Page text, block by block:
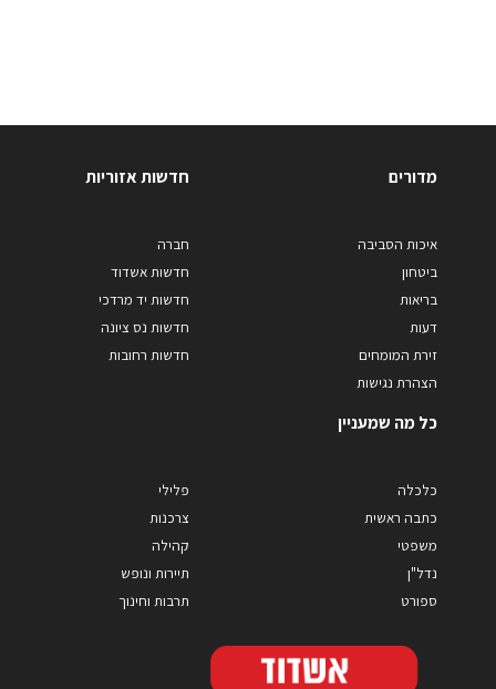
מדורים
איכות הסביבה
ביטחון
בריאות
דעות
זירת המומחים
הצהרת נגישות
חדשות אזוריות
חברה
חדשות אשדוד
חדשות יד מרדכי
חדשות נס ציונה
חדשות רחובות
כל מה שמעניין
כלכלה
כתבה ראשית
משפטי
נדל"ן
ספורט
פלילי
צרכנות
קהילה
תיירות ונופש
תרבות וחינוך